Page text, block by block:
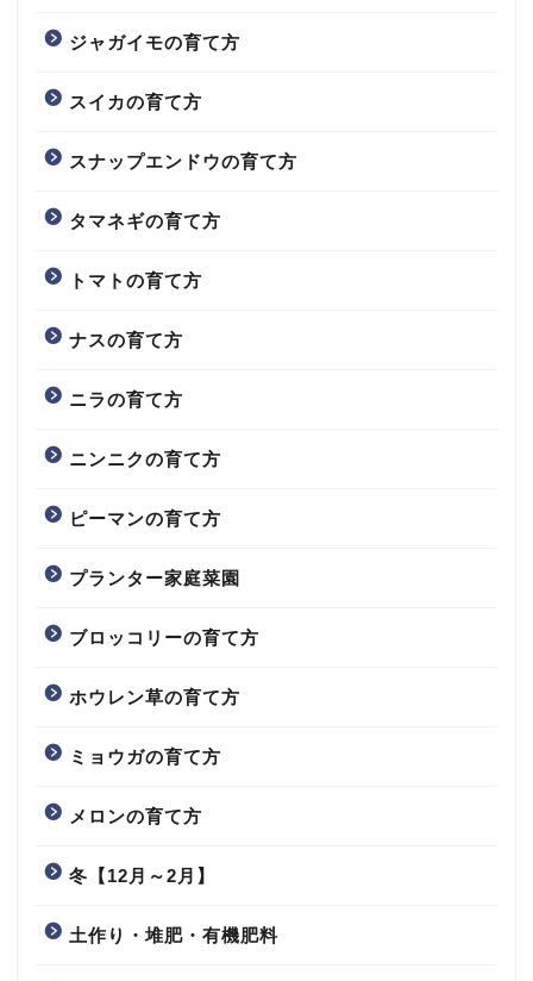
ジャガイモの育て方
スイカの育て方
スナップエンドウの育て方
タマネギの育て方
トマトの育て方
ナスの育て方
ニラの育て方
ニンニクの育て方
ピーマンの育て方
プランター家庭菜園
ブロッコリーの育て方
ホウレン草の育て方
ミョウガの育て方
メロンの育て方
冬【12月～2月】
土作り・堆肥・有機肥料